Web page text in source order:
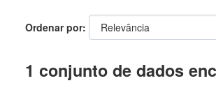
Ordenar por
1 conjunto de dados